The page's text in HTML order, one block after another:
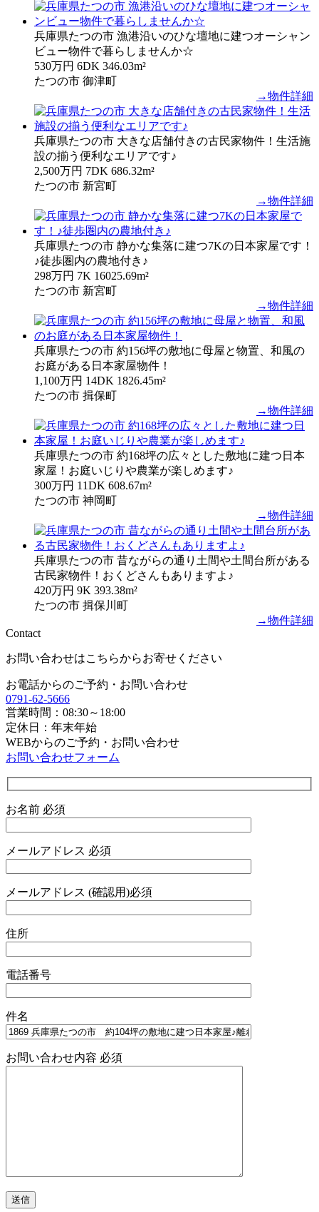
兵庫県たつの市 漁港沿いのひな壇地に建つオーシャン
ビュー物件で暮らしませんか☆
530万円 6DK 346.03m²
たつの市 御津町
→物件詳細
兵庫県たつの市 大きな店舗付きの古民家物件！生活施
設の揃う便利なエリアです♪
2,500万円 7DK 686.32m²
たつの市 新宮町
→物件詳細
兵庫県たつの市 静かな集落に建つ7Kの日本家屋です！
♪徒歩圏内の農地付き♪
298万円 7K 16025.69m²
たつの市 新宮町
→物件詳細
兵庫県たつの市 約156坪の敷地に母屋と物置、和風の
お庭がある日本家屋物件！
1,100万円 14DK 1826.45m²
たつの市 揖保町
→物件詳細
兵庫県たつの市 約168坪の広々とした敷地に建つ日本
家屋！お庭いじりや農業が楽しめます♪
300万円 11DK 608.67m²
たつの市 神岡町
→物件詳細
兵庫県たつの市 昔ながらの通り土間や土間台所がある
古民家物件！おくどさんもありますよ♪
420万円 9K 393.38m²
たつの市 揖保川町
→物件詳細
Contact
お問い合わせはこちらからお寄せください
お電話からのご予約・お問い合わせ
0791-62-5666
営業時間：08:30～18:00
定休日：年末年始
WEBからのご予約・お問い合わせ
お問い合わせフォーム
お名前 必須
メールアドレス 必須
メールアドレス (確認用)必須
住所
電話番号
件名
お問い合わせ内容 必須